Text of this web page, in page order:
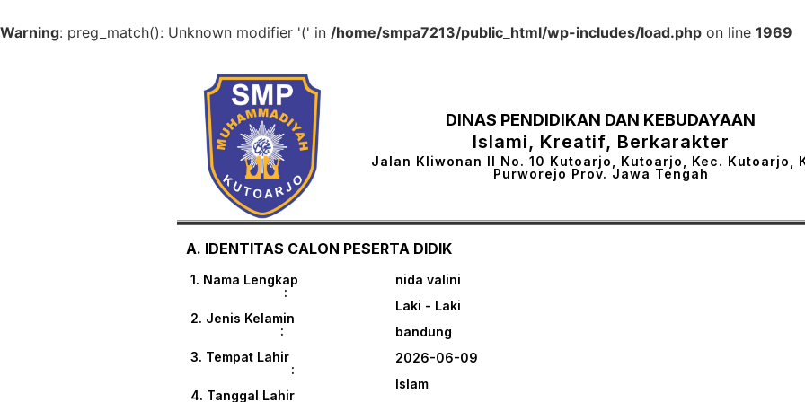
Warning: preg_match(): Unknown modifier '(' in /home/smpa7213/public_html/wp-includes/load.php on line 1969
DINAS PENDIDIKAN DAN KEBUDAYAAN
Islami, Kreatif, Berkarakter
Jalan Kliwonan II No. 10 Kutoarjo, Kutoarjo, Kec. Kutoarjo,
Purworejo Prov. Jawa Tengah
A. IDENTITAS CALON PESERTA DIDIK
1. Nama Lengkap
:
2. Jenis Kelamin
:
3. Tempat Lahir
:
4. Tanggal Lahir
nida valini
Laki - Laki
bandung
2026-06-09
Islam